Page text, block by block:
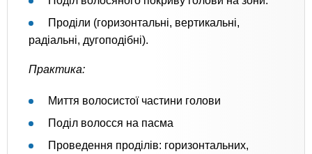
Проділи (горизонтальні, вертикальні,
радіальні, дугоподібні).
Практика:
Миття волосистої частини голови
Поділ волосся на пасма
Проведення проділів: горизонтальних,